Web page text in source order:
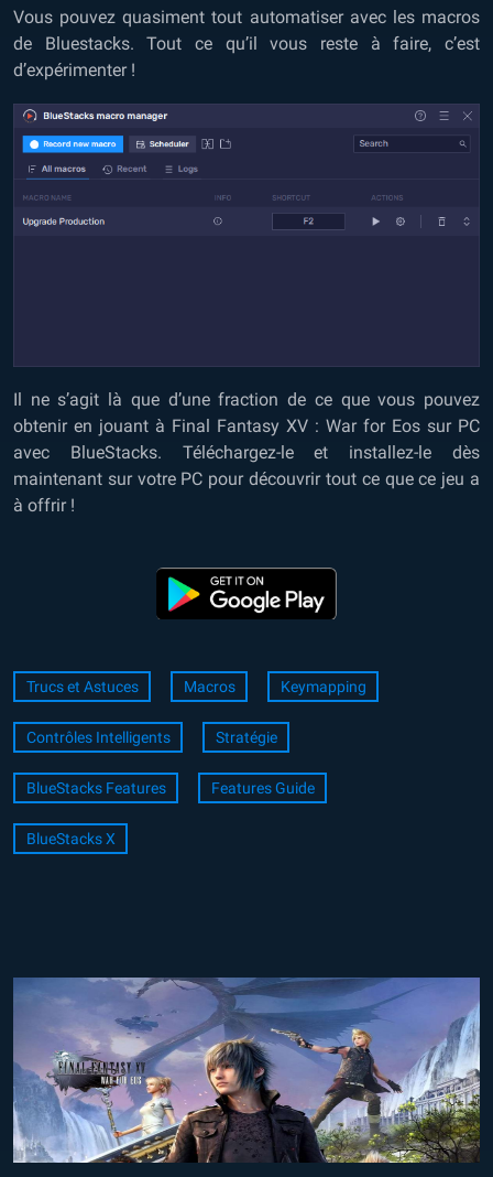
Vous pouvez quasiment tout automatiser avec les macros
de Bluestacks. Tout ce qu’il vous reste à faire, c’est
d’expérimenter !
Il ne s’agit là que d’une fraction de ce que vous pouvez
obtenir en jouant à Final Fantasy XV : War for Eos sur PC
avec BlueStacks. Téléchargez-le et installez-le dès
maintenant sur votre PC pour découvrir tout ce que ce jeu a
à offrir !
Trucs et Astuces Macros Keymapping
Contrôles Intelligents Stratégie
BlueStacks Features Features Guide
BlueStacks X